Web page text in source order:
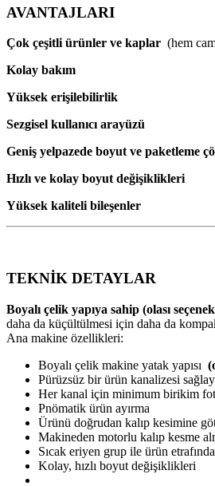
AVANTAJLARI
Çok çeşitli ürünler ve kaplar (hem
Kolay bakım
Yüksek erişilebilirlik
Sezgisel kullanıcı arayüzü
Geniş yelpazede boyut ve paketleme
Hızlı ve kolay boyut değişiklikleri
Yüksek kaliteli bileşenler
TEKNİK DETAYLAR
Boyalı çelik yapıya sahip (olası
daha da küçültülmesi için daha da
Ana makine özellikleri:
Boyalı çelik makine yatak yapısı
Pürüzsüz bir ürün kanalizesi
Her kanal için minimum birikim
Pnömatik ürün ayırma
Ürünü doğrudan kalıp kesimine
Makineden motorlu kalıp kesme
Sıcak eriyen grup ile ürün
Kolay, hızlı boyut değişiklikleri